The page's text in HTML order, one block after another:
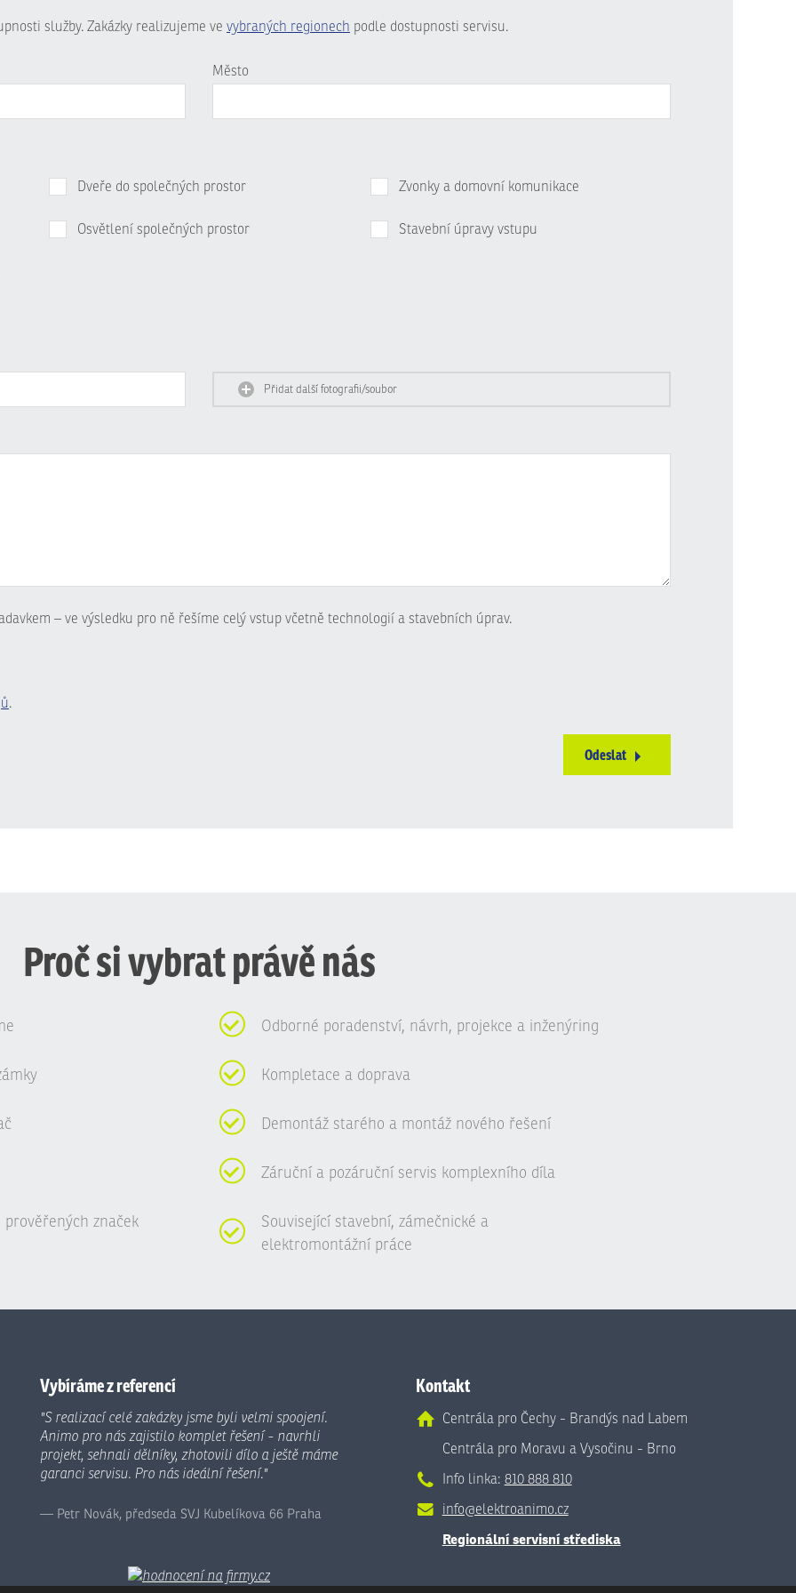
služby. Zakázky realizujeme ve vybraných regionech podle dostupnosti servisu.
Město
Dveře do společných prostor Zvonky a domovní komunikace
Osvětlení společných prostor Stavební úpravy vstupu
Přidat další fotografii/soubor
– ve výsledku pro ně řešíme celý vstup včetně technologií a stavebních úprav.
.
Odeslat
Proč si vybrat právě nás
značek
Odborné poradenství, návrh, projekce a inženýring
Kompletace a doprava
Demontáž starého a montáž nového řešení
Záruční a pozáruční servis komplexního díla
Související stavební, zámečnické a
elektromontážní práce
Vybíráme z referencí
"S realizací celé zakázky jsme byli velmi spoojení.
Animo pro nás zajistilo komplet řešení - navrhli
projekt, sehnali dělníky, zhotovili dílo a ještě máme
garanci servisu. Pro nás ideální řešení."
Petr Novák, předseda SVJ Kubelíkova 66 Praha
Kontakt
Centrála pro Čechy - Brandýs nad Labem
Centrála pro Moravu a Vysočinu - Brno
Info linka: 810 888 810
info@elektroanimo.cz
Regionální servisní střediska